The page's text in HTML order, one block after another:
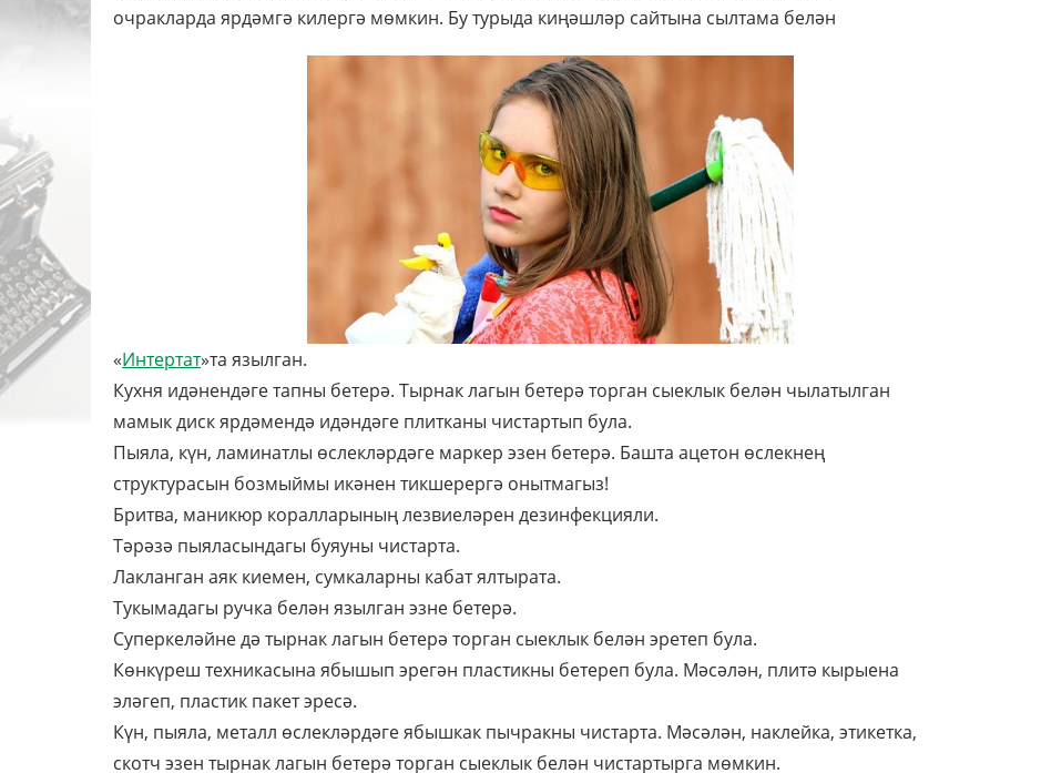
очракларда ярдәмгә килергә мөмкин. Бу турыда киңәшләр сайтына сылтама белән
«Интертат»та язылган.
Кухня идәнендәге тапны бетерә. Тырнак лагын бетерә торган сыеклык белән чылатылган
мамык диск ярдәмендә идәндәге плитканы чистартып була.
Пыяла, күн, ламинатлы өслекләрдәге маркер эзен бетерә. Башта ацетон өслекнең
структурасын бозмыймы икәнен тикшерергә онытмагыз!
Бритва, маникюр коралларының лезвиеләрен дезинфекцияли.
Тәрәзә пыяласындагы буяуны чистарта.
Лакланган аяк киемен, сумкаларны кабат ялтырата.
Тукымадагы ручка белән язылган эзне бетерә.
Суперкеләйне дә тырнак лагын бетерә торган сыеклык белән эретеп була.
Көнкүреш техникасына ябышып эрегән пластикны бетереп була. Мәсәлән, плитә кырыена
эләгеп, пластик пакет эресә.
Күн, пыяла, металл өслекләрдәге ябышкак пычракны чистарта. Мәсәлән, наклейка, этикетка,
скотч эзен тырнак лагын бетерә торган сыеклык белән чистартырга мөмкин.